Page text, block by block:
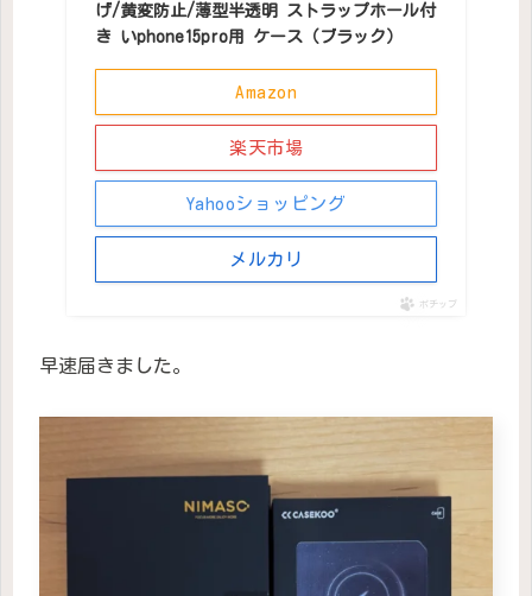
げ/黄変防止/薄型半透明 ストラップホール付
き いphone15pro用 ケース（ブラック）
Amazon
楽天市場
Yahooショッピング
メルカリ
ポチップ
早速届きました。